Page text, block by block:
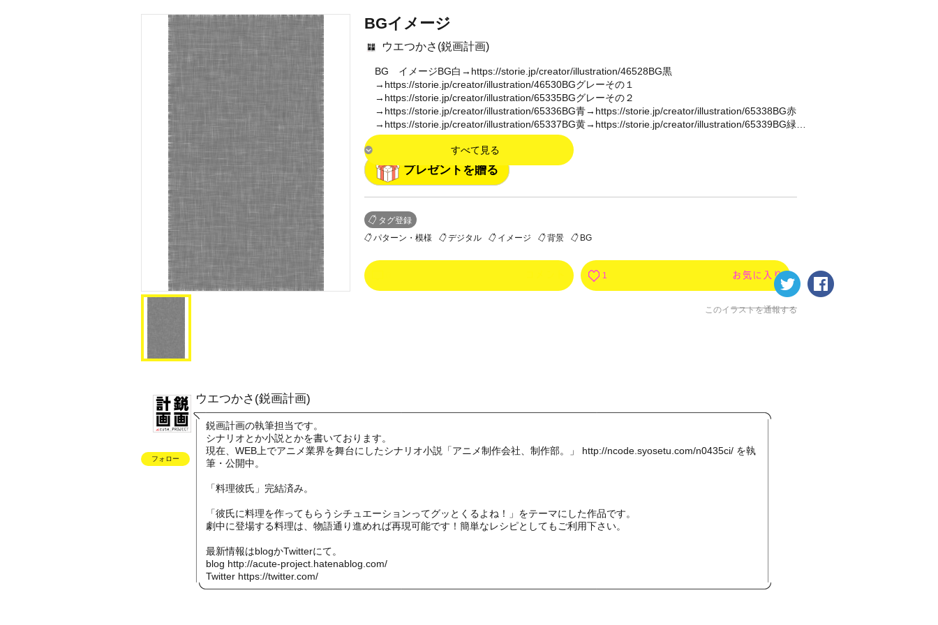
BGイメージ
ウエつかさ(鋭画計画)
BG イメージBG白→https://storie.jp/creator/illustration/46528BG黒
→https://storie.jp/creator/illustration/46530BGグレーその１
→https://storie.jp/creator/illustration/65335BGグレーその２
→https://storie.jp/creator/illustration/65336BG青→https://storie.jp/creator/illustration/65338BG赤
→https://storie.jp/creator/illustration/65337BG黄→https://storie.jp/creator/illustration/65339BG緑…
すべて見る
プレゼントを贈る
タグ登録
パターン・模様
デジタル イメージ 背景 BG
1
このイラストを通報する
フォロー
ウエつかさ(鋭画計画)
鋭画計画の執筆担当です。
シナリオとか小説とかを書いております。
現在、WEB上でアニメ業界を舞台にしたシナリオ小説「アニメ制作会社、制作部。」 http://ncode.syosetu.com/n0435ci/ を執
筆・公開中。
「料理彼氏」完結済み。
「彼氏に料理を作ってもらうシチュエーションってグッとくるよね！」をテーマにした作品です。
劇中に登場する料理は、物語通り進めれば再現可能です！簡単なレシピとしてもご利用下さい。
最新情報はblogかTwitterにて。
blog http://acute-project.hatenablog.com/
Twitter https://twitter.com/